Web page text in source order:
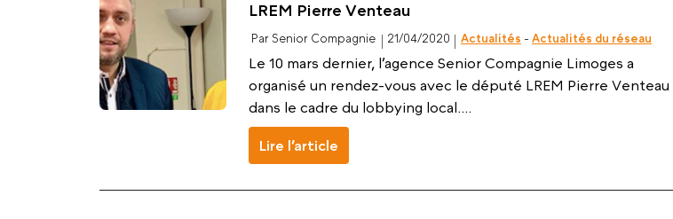
LREM Pierre Venteau
Par Senior Compagnie 21/04/2020 Actualités - Actualités du réseau
Le 10 mars dernier, l’agence Senior Compagnie Limoges a
organisé un rendez-vous avec le député LREM Pierre Venteau
dans le cadre du lobbying local....
Lire l’article